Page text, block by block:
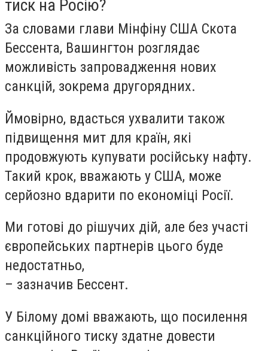
тиск на Росію?
За словами глави Мінфіну США Скота
Бессента, Вашингтон розглядає
можливість запровадження нових
санкцій, зокрема другорядних.
Ймовірно, вдасться ухвалити також
підвищення мит для країн, які
продовжують купувати російську нафту.
Такий крок, вважають у США, може
серйозно вдарити по економіці Росії.
Ми готові до рішучих дій, але без участі
європейських партнерів цього буде
недостатньо,
– зазначив Бессент.
У Білому домі вважають, що посилення
санкційного тиску здатне довести